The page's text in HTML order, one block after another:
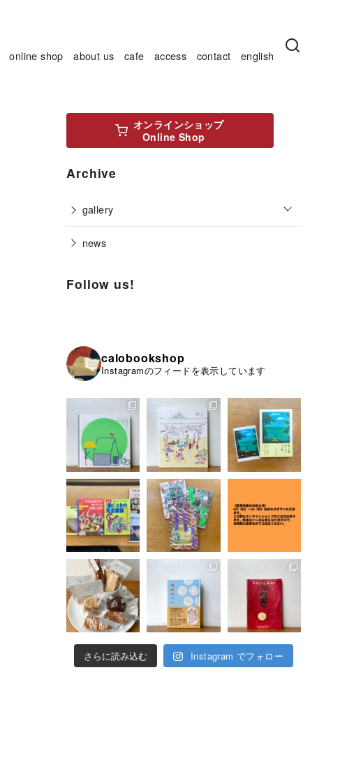
online shop about us cafe access contact english
オンラインショップ
Online Shop
Archive
gallery o
news
Follow us!
calobookshop
Instagramのフィードを表示しています
さらに読み込む Instagram でフォロー